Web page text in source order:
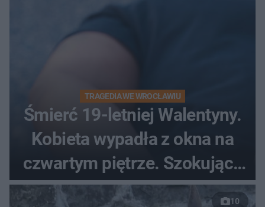
TRAGEDIA WE WROCŁAWIU
Śmierć 19-letniej Walentyny.
Kobieta wypadła z okna na
czwartym piętrze. Szokujące
nagranie trafiło do sieci
10